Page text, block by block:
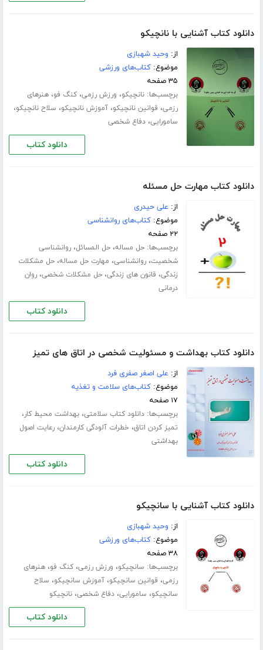
دانلود کتاب آشنایی با نانچیکو
از: وحید شهبازی
موضوع:کتاب‌های ورزشی
۳۵ صفحه
برچسب‌ها:نانچیکو، ورزش رزمی،کنگ فو،هنرهای
رزمی، قوانین نانچیکو،آموزش نانچیکو، سلاح نانچیکو،
سامورایی،دفاع شخصی
دانلود کتاب
دانلود کتاب مهارت حل مسئله
از: علی حیدری
موضوع:کتاب‌های روانشناسی
۲۲ صفحه
برچسب‌ها:حل مساله،حل المسائل،روانشناسی
شخصیت،روانشناسی، مهارت حل مساله،حل مشکلات
زندگی، قانون های زندگی،حل مشکلات شخصی،روان
درمانی
دانلود کتاب
دانلود کتاب بهداشت و مسئولیت شخصی در اتاق های تمیز
از: علی اصغر صفری فرد
موضوع:کتاب‌های سلامت و تغذیه
۱۷ صفحه
برچسب‌ها:دانلود کتاب سلامتی،بهداشت محیط کار،
تمیز کردن اتاق، خطرات آلودگی کارمندان،رعایت اصول
بهداشتی
دانلود کتاب
دانلود کتاب آشنایی با سانچیکو
از: وحید شهبازی
موضوع:کتاب‌های ورزشی
۳۸ صفحه
برچسب‌ها: سانچیکو، ورزش رزمی،کنگ فو،هنرهای
رزمی، قوانین سانچیکو،آموزش سانچیکو، سلاح
سانچیکو، سامورایی،دفاع شخصی،نانچیکو
دانلود کتاب